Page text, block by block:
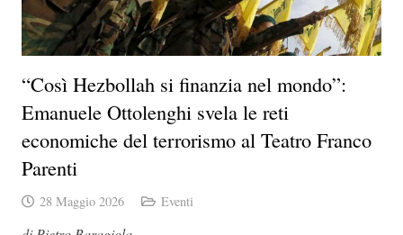
“Così Hezbollah si finanzia nel mondo”:
Emanuele Ottolenghi svela le reti
economiche del terrorismo al Teatro Franco
Parenti
28 Maggio 2026 Eventi